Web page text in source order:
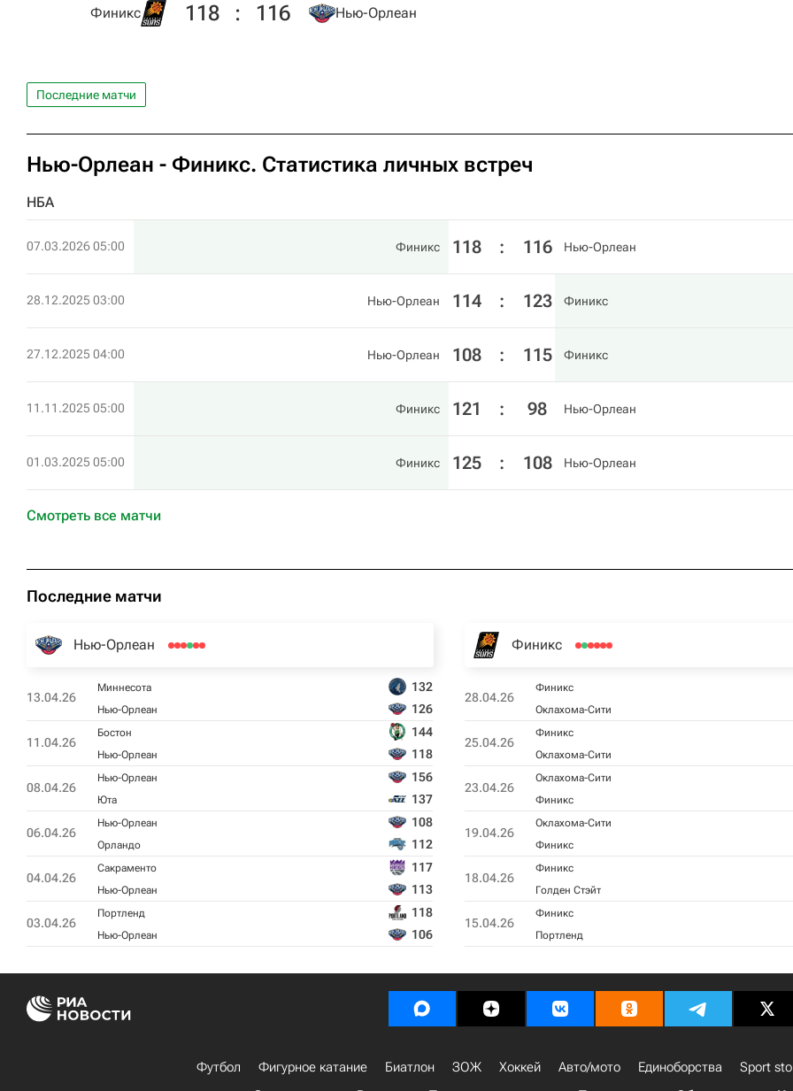
Финикс 118 : 116 Нью-Орлеан
Последние матчи
Нью-Орлеан - Финикс. Статистика личных встреч
НБА
07.03.2026 05:00 Финикс 118 : 116 Нью-Орлеан
28.12.2025 03:00 Нью-Орлеан 114 : 123 Финикс
27.12.2025 04:00 Нью-Орлеан 108 : 115 Финикс
11.11.2025 05:00 Финикс 121 : 98 Нью-Орлеан
01.03.2025 05:00 Финикс 125 : 108 Нью-Орлеан
Смотреть все матчи
Последние матчи
Нью-Орлеан
13.04.26
Миннесота 132
Нью-Орлеан 126
11.04.26
Бостон 144
Нью-Орлеан 118
08.04.26
Нью-Орлеан 156
Юта 137
06.04.26
Нью-Орлеан 108
Орландо 112
04.04.26
Сакраменто 117
Нью-Орлеан 113
03.04.26
Портленд 118
Нью-Орлеан 106
Финикс
28.04.26
Финикс
Оклахома-Сити
25.04.26
Финикс
Оклахома-Сити
23.04.26
Оклахома-Сити
Финикс
19.04.26
Оклахома-Сити
Финикс
18.04.26
Финикс
Голден Стэйт
15.04.26
Финикс
Портленд
Футбол Фигурное катание Биатлон ЗОЖ Хоккей Авто/мото Единоборства
Sport